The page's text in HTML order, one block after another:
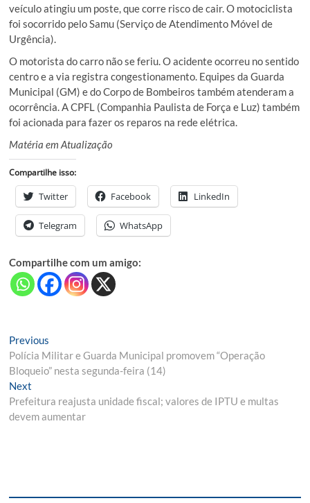
veículo atingiu um poste, que corre risco de cair. O motociclista
foi socorrido pelo Samu (Serviço de Atendimento Móvel de
Urgência).
O motorista do carro não se feriu. O acidente ocorreu no sentido
centro e a via registra congestionamento. Equipes da Guarda
Municipal (GM) e do Corpo de Bombeiros também atenderam a
ocorrência. A CPFL (Companhia Paulista de Força e Luz) também
foi acionada para fazer os reparos na rede elétrica.
Matéria em Atualização
Compartilhe isso:
Twitter Facebook LinkedIn
Telegram WhatsApp
Compartilhe com um amigo:
Navegação
de
Post
Previous
post:
Polícia Militar e Guarda Municipal promovem “Operação
Bloqueio” nesta segunda-feira (14)
Next
post:
Prefeitura reajusta unidade fiscal; valores de IPTU e multas
devem aumentar